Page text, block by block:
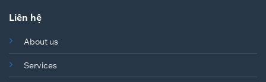
Liên hệ
About us
Services